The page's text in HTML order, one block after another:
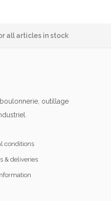
all articles in stock
outillage
conditions
& deliveries